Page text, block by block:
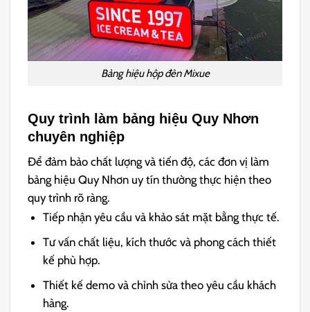
Bảng hiệu hộp đèn Mixue
Quy trình làm bảng hiệu Quy Nhơn
chuyên nghiệp
Để đảm bảo chất lượng và tiến độ, các đơn vị làm
bảng hiệu Quy Nhơn uy tín thường thực hiện theo
quy trình rõ ràng.
Tiếp nhận yêu cầu và khảo sát mặt bằng thực tế.
Tư vấn chất liệu, kích thước và phong cách thiết
kế phù hợp.
Thiết kế demo và chỉnh sửa theo yêu cầu khách
hàng.